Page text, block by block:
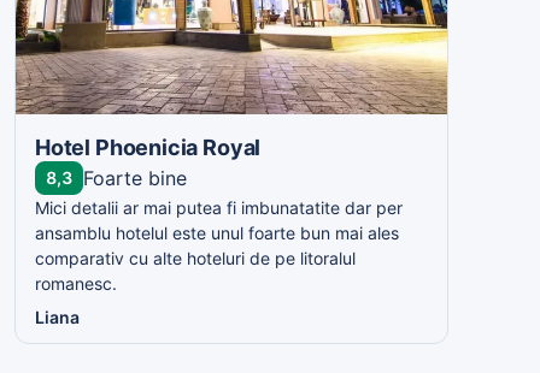
Hotel Phoenicia Royal
8,3 Foarte bine
Mici detalii ar mai putea fi imbunatatite dar per
ansamblu hotelul este unul foarte bun mai ales
comparativ cu alte hoteluri de pe litoralul
romanesc.
Liana